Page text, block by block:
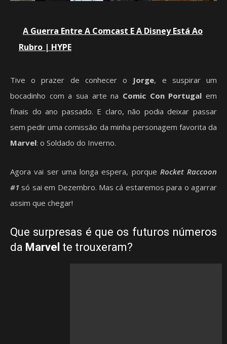
A Guerra Entre A Comcast E A Disney Está Ao
Rubro | HYPE
Tive o prazer de conhecer o Jorge, e suspirar um
bocadinho com a sua arte na Comic Con Portugal em
finais do ano passado. E claro, não podia deixar passar
sem pedir uma comissão da minha personagem favorita da
Marvel: o Soldado do Inverno.
Agora vai ser uma longa espera, porque Rocket Raccoon
#1 só sai em Dezembro. Mas cá estaremos para o agarrar
assim que chegar!
Que surpresas é que os futuros números
da Marvel te trouxeram?